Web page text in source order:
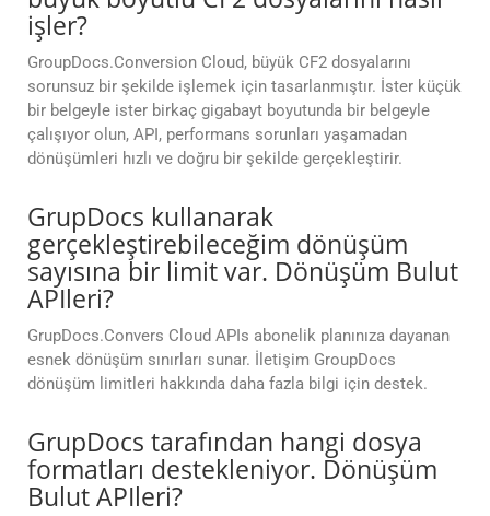
işler?
GroupDocs.Conversion Cloud, büyük CF2 dosyalarını
sorunsuz bir şekilde işlemek için tasarlanmıştır. İster küçük
bir belgeyle ister birkaç gigabayt boyutunda bir belgeyle
çalışıyor olun, API, performans sorunları yaşamadan
dönüşümleri hızlı ve doğru bir şekilde gerçekleştirir.
GrupDocs kullanarak
gerçekleştirebileceğim dönüşüm
sayısına bir limit var. Dönüşüm Bulut
APIleri?
GrupDocs.Convers Cloud APIs abonelik planınıza dayanan
esnek dönüşüm sınırları sunar. İletişim GroupDocs
dönüşüm limitleri hakkında daha fazla bilgi için destek.
GrupDocs tarafından hangi dosya
formatları destekleniyor. Dönüşüm
Bulut APIleri?